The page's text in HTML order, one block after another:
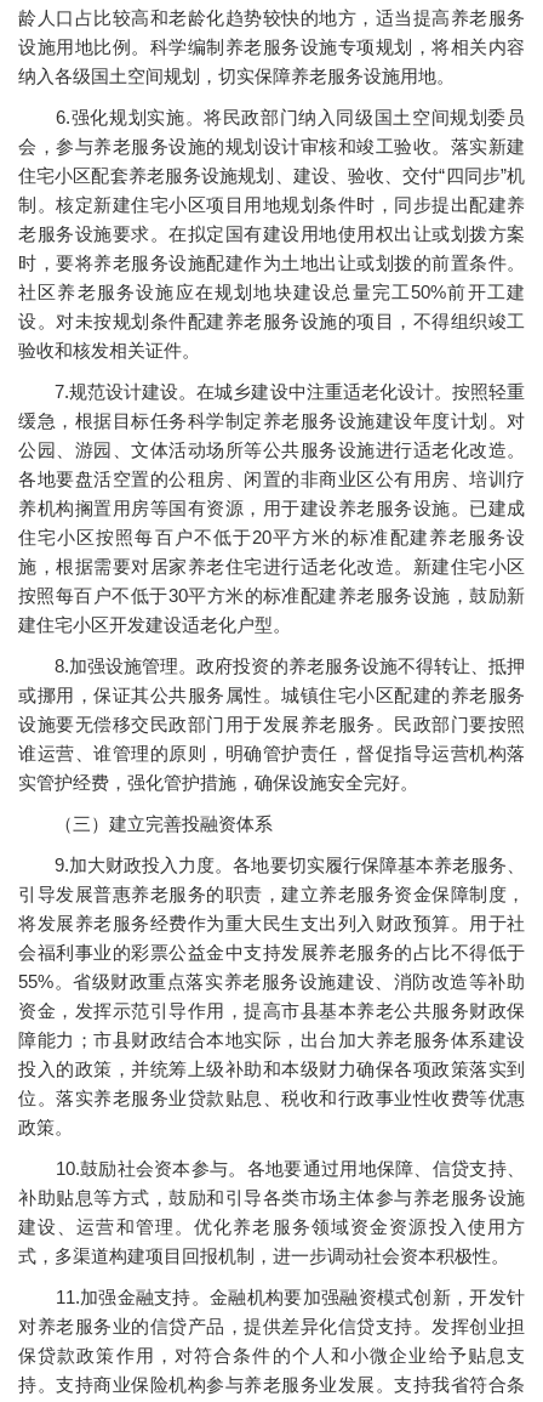
龄人口占比较高和老龄化趋势较快的地方，适当提高养老服务
设施用地比例。科学编制养老服务设施专项规划，将相关内容
纳入各级国土空间规划，切实保障养老服务设施用地。
6.强化规划实施。将民政部门纳入同级国土空间规划委员
会，参与养老服务设施的规划设计审核和竣工验收。落实新建
住宅小区配套养老服务设施规划、建设、验收、交付“四同步”机
制。核定新建住宅小区项目用地规划条件时，同步提出配建养
老服务设施要求。在拟定国有建设用地使用权出让或划拨方案
时，要将养老服务设施配建作为土地出让或划拨的前置条件。
社区养老服务设施应在规划地块建设总量完工50%前开工建
设。对未按规划条件配建养老服务设施的项目，不得组织竣工
验收和核发相关证件。
7.规范设计建设。在城乡建设中注重适老化设计。按照轻重
缓急，根据目标任务科学制定养老服务设施建设年度计划。对
公园、游园、文体活动场所等公共服务设施进行适老化改造。
各地要盘活空置的公租房、闲置的非商业区公有用房、培训疗
养机构搁置用房等国有资源，用于建设养老服务设施。已建成
住宅小区按照每百户不低于20平方米的标准配建养老服务设
施，根据需要对居家养老住宅进行适老化改造。新建住宅小区
按照每百户不低于30平方米的标准配建养老服务设施，鼓励新
建住宅小区开发建设适老化户型。
8.加强设施管理。政府投资的养老服务设施不得转让、抵押
或挪用，保证其公共服务属性。城镇住宅小区配建的养老服务
设施要无偿移交民政部门用于发展养老服务。民政部门要按照
谁运营、谁管理的原则，明确管护责任，督促指导运营机构落
实管护经费，强化管护措施，确保设施安全完好。
（三）建立完善投融资体系
9.加大财政投入力度。各地要切实履行保障基本养老服务、
引导发展普惠养老服务的职责，建立养老服务资金保障制度，
将发展养老服务经费作为重大民生支出列入财政预算。用于社
会福利事业的彩票公益金中支持发展养老服务的占比不得低于
55%。省级财政重点落实养老服务设施建设、消防改造等补助
资金，发挥示范引导作用，提高市县基本养老公共服务财政保
障能力；市县财政结合本地实际，出台加大养老服务体系建设
投入的政策，并统筹上级补助和本级财力确保各项政策落实到
位。落实养老服务业贷款贴息、税收和行政事业性收费等优惠
政策。
10.鼓励社会资本参与。各地要通过用地保障、信贷支持、
补助贴息等方式，鼓励和引导各类市场主体参与养老服务设施
建设、运营和管理。优化养老服务领域资金资源投入使用方
式，多渠道构建项目回报机制，进一步调动社会资本积极性。
11.加强金融支持。金融机构要加强融资模式创新，开发针
对养老服务业的信贷产品，提供差异化信贷支持。发挥创业担
保贷款政策作用，对符合条件的个人和小微企业给予贴息支
持。支持商业保险机构参与养老服务业发展。支持我省符合条